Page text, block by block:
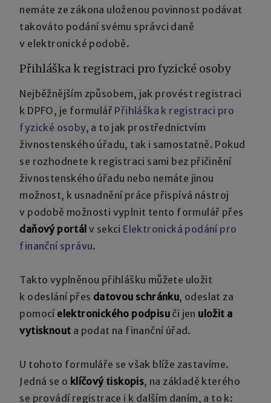
nemáte ze zákona uloženou povinnost podávat
takováto podání svému správci daně
v elektronické podobě.
Přihláška k registraci pro fyzické osoby
Nejběžnějším způsobem, jak provést registraci
k DPFO, je formulář Přihláška k registraci pro
fyzické osoby, a to jak prostřednictvím
živnostenského úřadu, tak i samostatně. Pokud
se rozhodnete k registraci sami bez přičinění
živnostenského úřadu nebo nemáte jinou
možnost, k usnadnění práce přispívá nástroj
v podobě možnosti vyplnit tento formulář přes
daňový portálv sekci Elektronická podání pro
finanční správu.
Takto vyplněnou přihlášku můžete uložit
k odeslání přes datovou schránku, odeslat za
pomocí elektronického podpisu či jen uložit a
vytisknout a podat na finanční úřad.
U tohoto formuláře se však blíže zastavíme.
Jedná se o klíčový tiskopis, na základě kterého
se provádí registrace i k dalším daním, a to k: